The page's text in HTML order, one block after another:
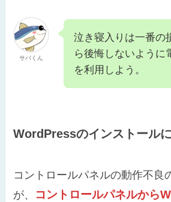
サバくん
泣き寝入りは一番の
ら後悔しないように
を利用しよう。
WordPressのインストール
コントロールパネルの動作不良
が、 コントロールパネルから